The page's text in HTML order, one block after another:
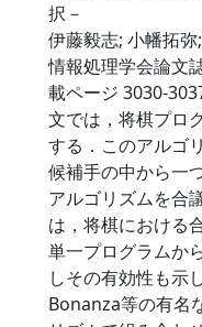
択－
伊藤毅志; 小幡拓
情報処理学会論文
載ページ 3030-
文では，将棋プロ
する．このアルゴ
候補手の中から一
アルゴリズムを合
は，将棋における
単一プログラムか
しその有効性も示
Bonanza等の有名